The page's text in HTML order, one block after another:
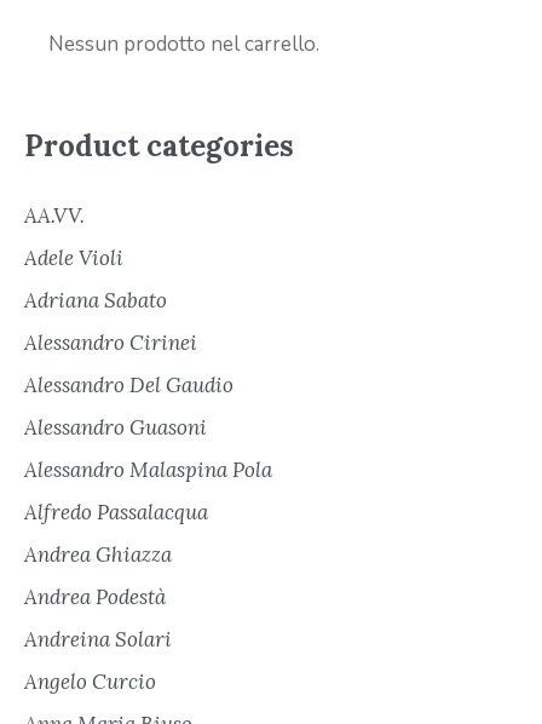
Nessun prodotto nel carrello.
Product categories
AA.VV.
Adele Violi
Adriana Sabato
Alessandro Cirinei
Alessandro Del Gaudio
Alessandro Guasoni
Alessandro Malaspina Pola
Alfredo Passalacqua
Andrea Ghiazza
Andrea Podestà
Andreina Solari
Angelo Curcio